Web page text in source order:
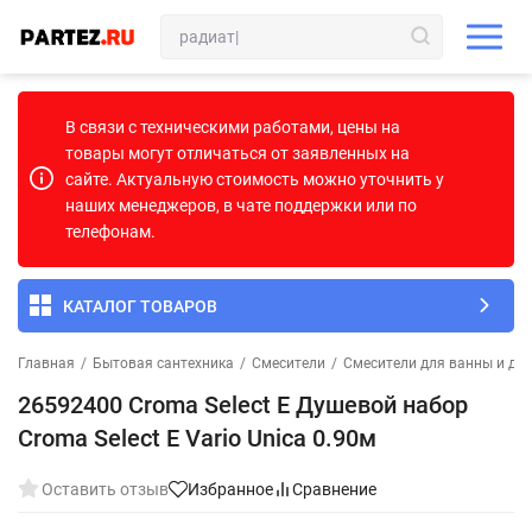
В связи с техническими работами, цены на
товары могут отличаться от заявленных на
сайте. Актуальную стоимость можно уточнить у
наших менеджеров, в чате поддержки или по
телефонам.
КАТАЛОГ ТОВАРОВ
Главная / Бытовая сантехника / Смесители / Смесители для ванны и
26592400 Croma Select Е Душевой набор
Croma Select E Vario Unica 0.90м
Оставить отзыв Избранное Сравнение